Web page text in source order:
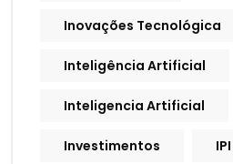
Inovações Tecnológica
Inteligência Artificial
Inteligencia Artificial
Investimentos IPI